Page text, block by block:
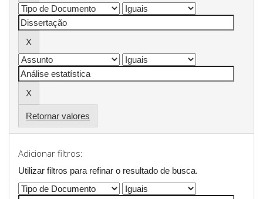
Retornar valores
Adicionar filtros:
Utilizar filtros para refinar o resultado de busca.